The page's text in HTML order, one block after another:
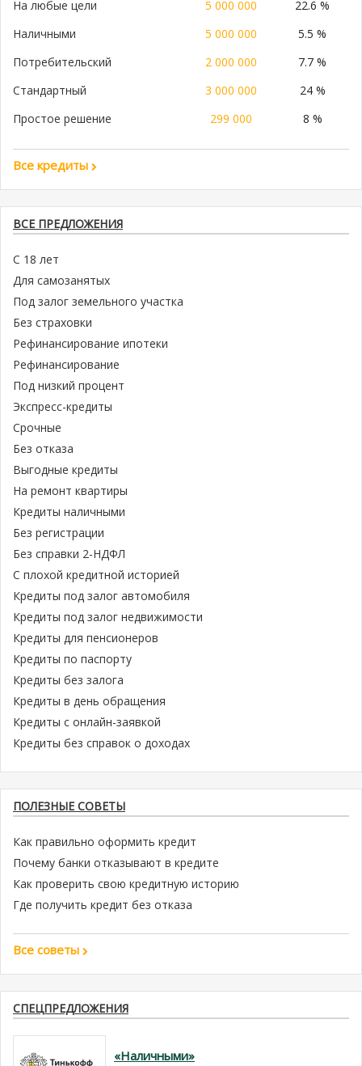
На любые цели 5 000 000
22.6 %
Наличными
5 000 000
5.5 %
Потребительский
2 000 000
7.7 %
Стандартный
3 000 000
24 %
Простое решение
299 000 8 %
Все кредиты
ВСЕ ПРЕДЛОЖЕНИЯ
С 18 лет
Для самозанятых
Под залог земельного участка
Без страховки
Рефинансирование ипотеки
Рефинансирование
Под низкий процент
Экспресс-кредиты
Срочные
Без отказа
Выгодные кредиты
На ремонт квартиры
Кредиты наличными
Без регистрации
Без справки 2-НДФЛ
С плохой кредитной историей
Кредиты под залог автомобиля
Кредиты под залог недвижимости
Кредиты для пенсионеров
Кредиты по паспорту
Кредиты без залога
Кредиты в день обращения
Кредиты с онлайн-заявкой
Кредиты без справок о доходах
ПОЛЕЗНЫЕ СОВЕТЫ
Как правильно оформить кредит
Почему банки отказывают в кредите
Как проверить свою кредитную историю
Где получить кредит без отказа
Все советы
СПЕЦПРЕДЛОЖЕНИЯ
«Наличными»